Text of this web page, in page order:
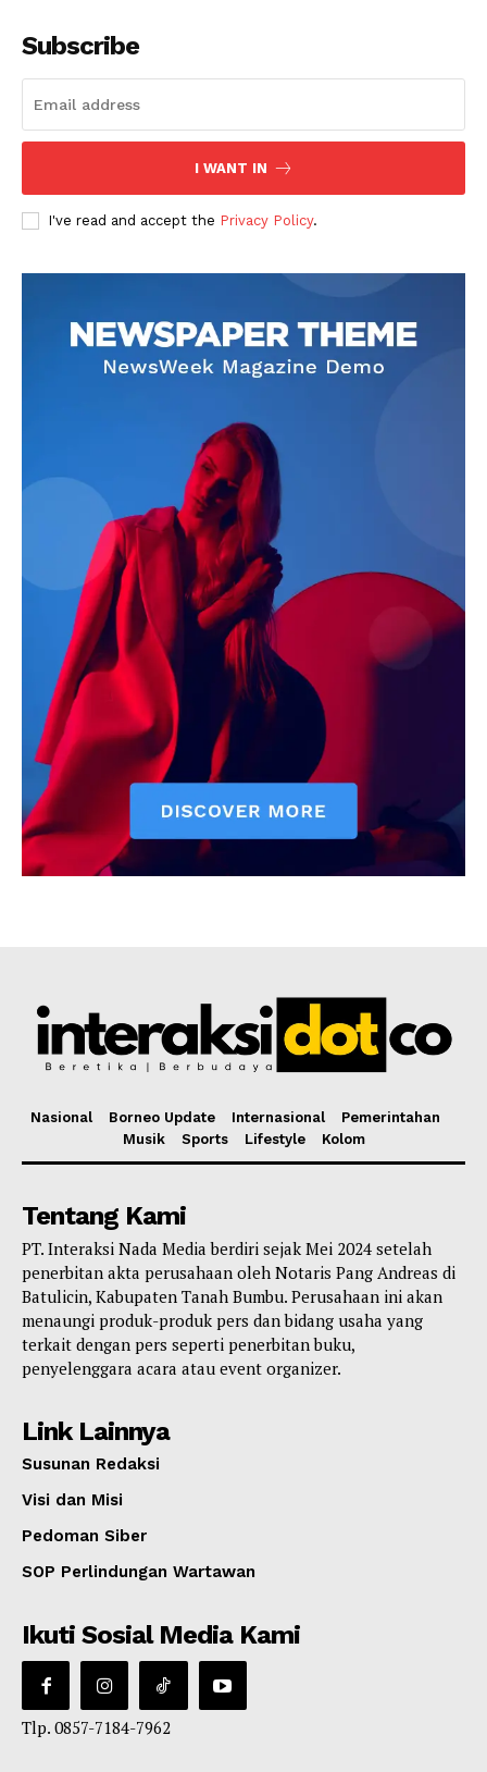
Subscribe
I WANT IN
I've read and accept the Privacy Policy.
Nasional Borneo Update Internasional
Pemerintahan
Musik
Sports Lifestyle Kolom
Tentang Kami
PT. Interaksi Nada Media berdiri sejak Mei 2024 setelah
penerbitan akta perusahaan oleh Notaris Pang Andreas di
Batulicin, Kabupaten Tanah Bumbu. Perusahaan ini akan
menaungi produk-produk pers dan bidang usaha yang
terkait dengan pers seperti penerbitan buku,
penyelenggara acara atau event organizer.
Link Lainnya
Susunan Redaksi
Visi dan Misi
Pedoman Siber
SOP Perlindungan Wartawan
Ikuti Sosial Media Kami
Tlp. 0857-7184-7962